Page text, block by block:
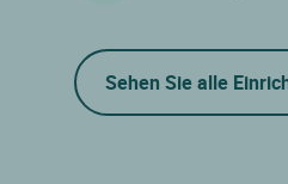
Sehen Sie alle